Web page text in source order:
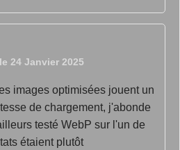
le 24 Janvier 2025
images optimisées jouent un
de chargement, j'abonde
testé WebP sur l'un de
étaient plutôt